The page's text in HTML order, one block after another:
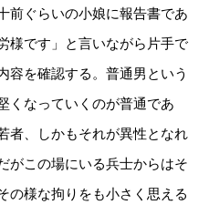
前ぐらいの小娘に報告書であ
様です」と言いながら片手で
容を確認する。普通男という
くなっていくのが普通であ
者、しかもそれが異性となれ
がこの場にいる兵士からはそ
の様な拘りをも小さく思える